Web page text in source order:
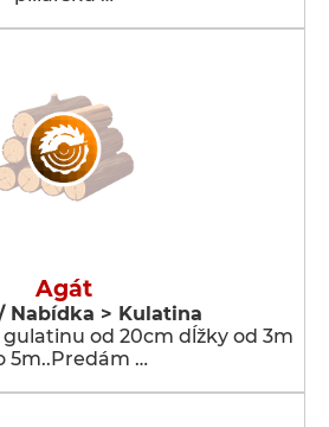
Agát
Nabídka > Kulatina
od 20cm dĺžky od 3m
5m..Predám …